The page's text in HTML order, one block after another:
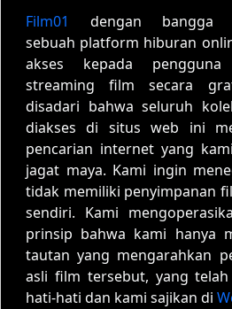
Film01
dengan bangga
sebuah platform hiburan
akses kepada
streaming film secara
disadari bahwa seluruh
diakses di situs web ini
pencarian internet yang
jagat maya. Kami ingin
tidak memiliki penyimpanan
sendiri. Kami
prinsip bahwa kami hanya
tautan yang mengarahkan
asli film tersebut, yang
hati-hati dan kami sajikan di